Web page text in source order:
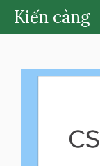
Chuyển
đến
dung
Kiến càng